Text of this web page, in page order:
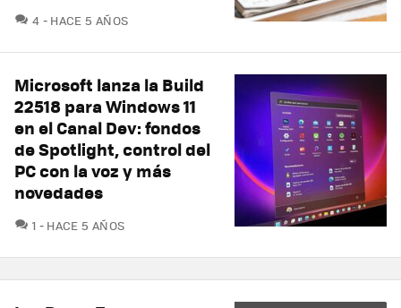
4 COMENTARIOS
HACE 5 AÑOS
Microsoft lanza la Build
22518 para Windows 11
en el Canal Dev: fondos
de Spotlight, control del
PC con la voz y más
novedades
1 COMENTARIOS
HACE 5 AÑOS